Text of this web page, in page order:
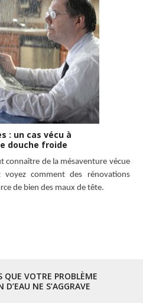
: un cas vécu à
douche froide
connaître de la mésaventure vécue
comment des rénovations
de bien des maux de tête.
QUE VOTRE PROBLÈME
NE S’AGGRAVE